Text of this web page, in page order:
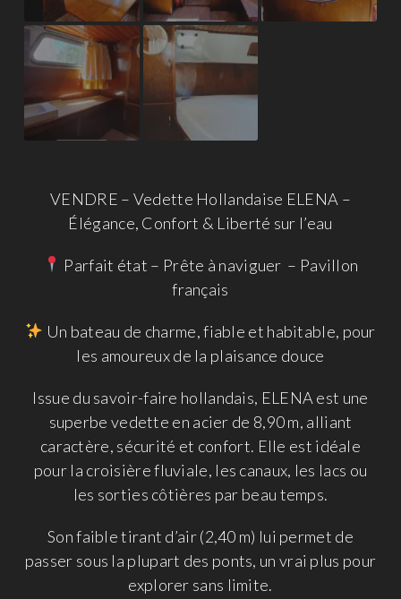
VENDRE – Vedette Hollandaise ELENA –
Élégance, Confort & Liberté sur l’eau
Parfait état – Prête à naviguer – Pavillon
français
Un bateau de charme, fiable et habitable, pour
les amoureux de la plaisance douce
Issue du savoir-faire hollandais, ELENA est une
superbe vedette en acier de 8,90 m, alliant
caractère, sécurité et confort. Elle est idéale
pour la croisière fluviale, les canaux, les lacs ou
les sorties côtières par beau temps.
Son faible tirant d’air (2,40 m) lui permet de
passer sous la plupart des ponts, un vrai plus pour
explorer sans limite.